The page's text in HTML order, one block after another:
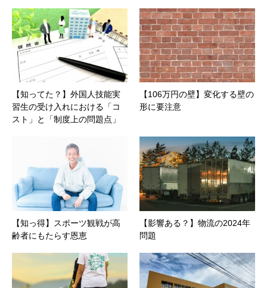
【知ってた？】外国人技能実
習生の受け入れにおける「コ
スト」と「制度上の問題点」
【106万円の壁】変化する壁の
形に要注意
【知っ得】スポーツ観戦が高
齢者にもたらす恩恵
【影響ある？】物流の2024年
問題